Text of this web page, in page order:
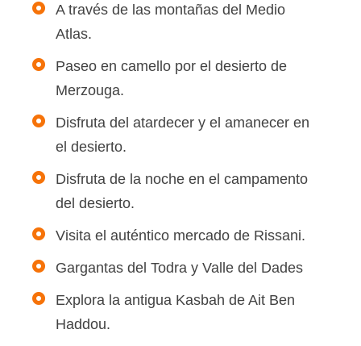
A través de las montañas del Medio
Atlas.
Paseo en camello por el desierto de
Merzouga.
Disfruta del atardecer y el amanecer en
el desierto.
Disfruta de la noche en el campamento
del desierto.
Visita el auténtico mercado de Rissani.
Gargantas del Todra y Valle del Dades
Explora la antigua Kasbah de Ait Ben
Haddou.